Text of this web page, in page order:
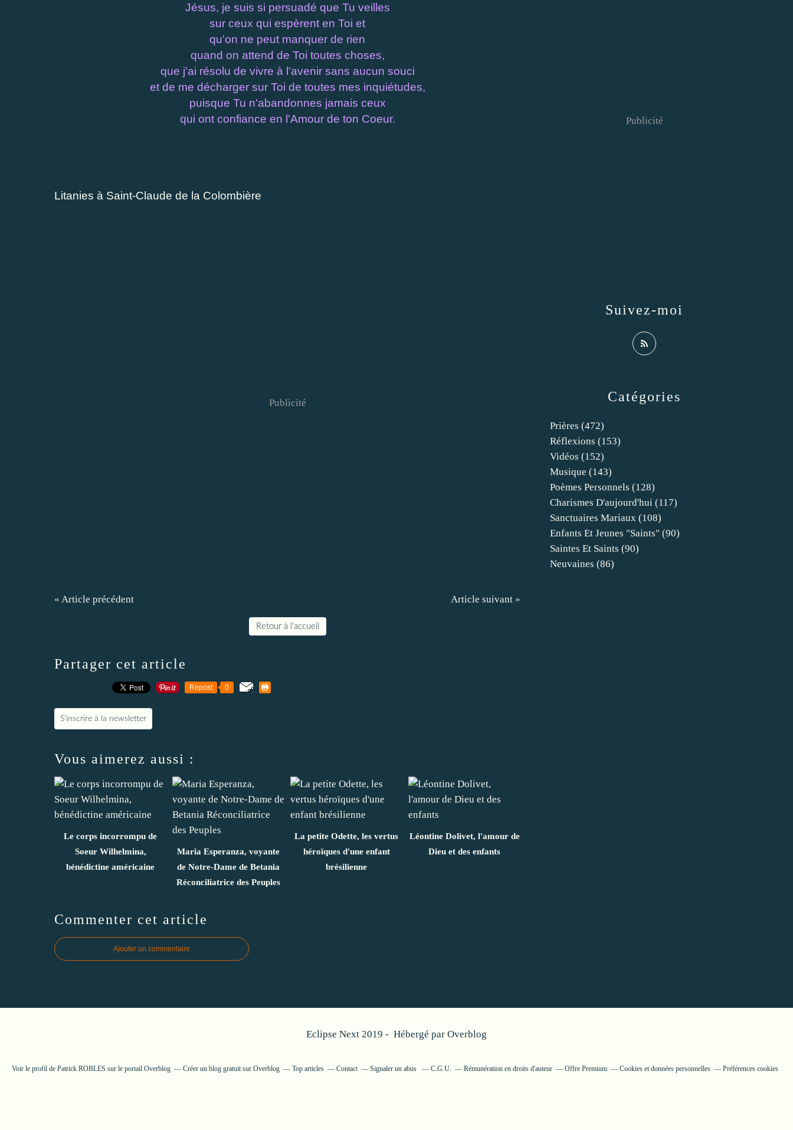
Jésus, je suis si persuadé que Tu veilles
sur ceux qui espèrent en Toi et
qu'on ne peut manquer de rien
quand on attend de Toi toutes choses,
que j'ai résolu de vivre à l'avenir sans aucun souci
et de me décharger sur Toi de toutes mes inquiétudes,
puisque Tu n'abandonnes jamais ceux
qui ont confiance en l'Amour de ton Coeur.
Litanies à Saint-Claude de la Colombière
Publicité
« Article précédent Article suivant »
Retour à l'accueil
Partager cet article
Repost 0
S'inscrire à la newsletter
Vous aimerez aussi :
Le corps incorrompu de
Soeur Wilhelmina,
bénédictine américaine
Maria Esperanza, voyante
de Notre-Dame de Betania
Réconciliatrice des Peuples
La petite Odette, les vertus
héroïques d'une enfant
brésilienne
Léontine Dolivet, l'amour de
Dieu et des enfants
Commenter cet article
Ajouter un commentaire
Catégories
Prières (472)
Réflexions (153)
Vidéos (152)
Musique (143)
Poèmes Personnels (128)
Charismes D'aujourd'hui (117)
Sanctuaires Mariaux (108)
Enfants Et Jeunes "saints" (90)
Saintes Et Saints (90)
Neuvaines (86)
Suivez-moi
Publicité
Eclipse Next 2019 - Hébergé par Overblog
Voir le profil de Patrick ROBLES sur le portail Overblog Créer un blog gratuit sur Overblog Top articles Contact Signaler un abus C.G.U. Rémunération en droits d'auteur Offre Premium Cookies et données personnelles Préférences cookies